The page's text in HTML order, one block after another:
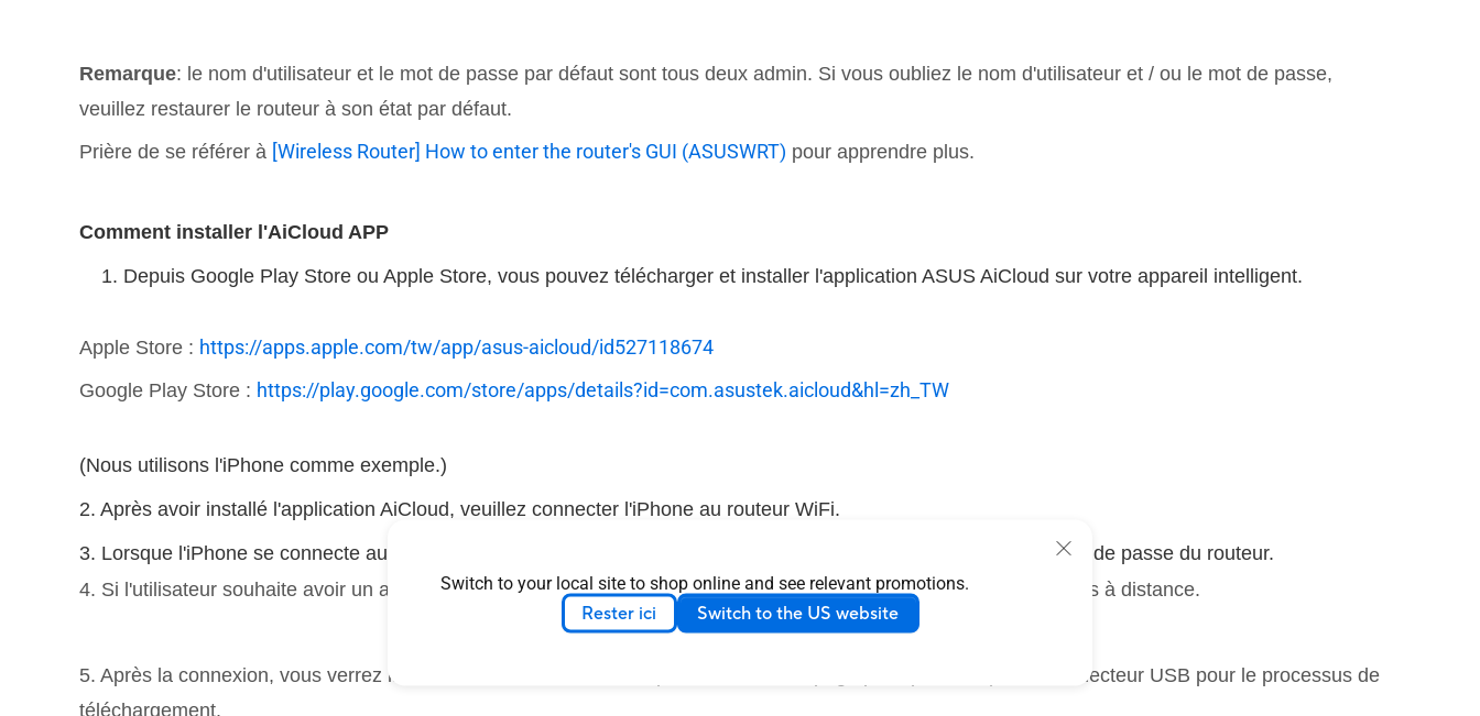
Switch to your local site to shop online and see relevant promotions.
Rester ici Switch to the US website
Remarque: le nom d'utilisateur et le mot de passe par défaut sont tous deux admin. Si vous oubliez le nom d'utilisateur et / ou le mot de passe,
veuillez restaurer le routeur à son état par défaut.
Prière de se référer à [Wireless Router] How to enter the router's GUI (ASUSWRT) pour apprendre plus.
Comment installer l'AiCloud APP
1. Depuis Google Play Store ou Apple Store, vous pouvez télécharger et installer l'application ASUS AiCloud sur votre appareil intelligent.
Apple Store : https://apps.apple.com/tw/app/asus-aicloud/id527118674
Google Play Store : https://play.google.com/store/apps/details?id=com.asustek.aicloud&hl=zh_TW
(Nous utilisons l'iPhone comme exemple.)
2. Après avoir installé l'application AiCloud, veuillez connecter l'iPhone au routeur WiFi.
3. Lorsque l'iPhone se connecte au routeur WiFi, veuillez lancer l'application. Connectez-vous avec le compte / mot de passe du routeur.
4. Si l'utilisateur souhaite avoir un accès à distance depuis le WAN (hors réseau domestique), veuillez activer l'accès à distance.
5. Après la connexion, vous verrez la liste des routeurs et des disques USB dans la page principale. Cliquez sur le lecteur USB pour le processus de
téléchargement.